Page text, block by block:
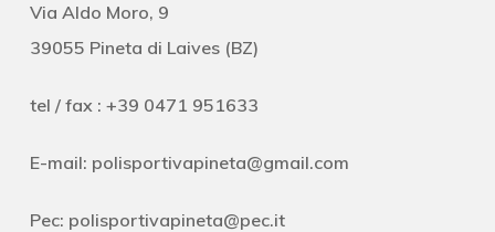
Via Aldo Moro, 9
39055 Pineta di Laives (BZ)
tel / fax : +39 0471 951633
E-mail: polisportivapineta@gmail.com
Pec: polisportivapineta@pec.it